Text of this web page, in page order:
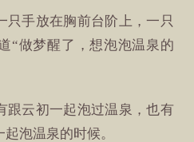
只手放在胸前台阶上，一只
“做梦醒了，想泡泡温泉的
跟云初一起泡过温泉，也有
泡温泉的时候。